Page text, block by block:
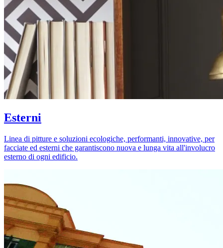
Esterni
Linea di pitture e soluzioni ecologiche, performanti, innovative, per
facciate ed esterni che garantiscono nuova e lunga vita all'involucro
esterno di ogni edificio.